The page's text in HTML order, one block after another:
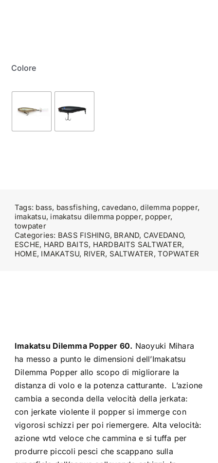
Colore
Tags: bass, bassfishing,cavedano,dilemma popper,
imakatsu, imakatsu dilemma popper, popper,
towpater
Categories: BASS FISHING, BRAND, CAVEDANO,
ESCHE, HARD BAITS, HARDBAITS SALTWATER,
HOME, IMAKATSU, RIVER, SALTWATER,TOPWATER
Imakatsu Dilemma Popper 60. Naoyuki Mihara
ha messo a punto le dimensioni dell’Imakatsu
Dilemma Popper allo scopo di migliorare la
distanza di volo e la potenza catturante. L’azione
cambia a seconda della velocità della jerkata:
con jerkate violente il popper si immerge con
vigorosi schizzi per poi riemergere. Alta velocità:
azione wtd veloce che cammina e si tuffa per
produrre piccoli pesci che scappano sulla